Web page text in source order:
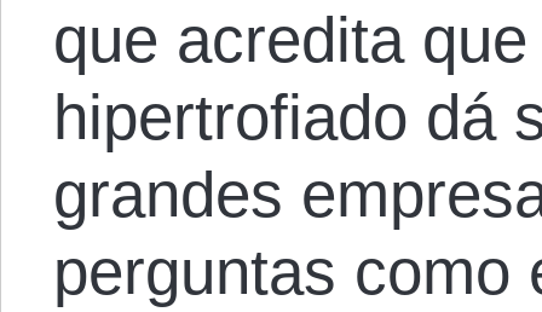
que acredita
hipertrofiado dá
grandes
perguntas como